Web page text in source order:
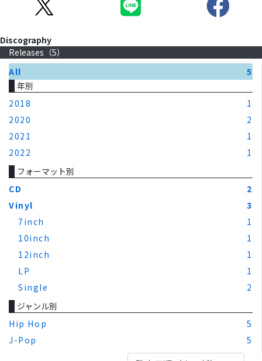
Discography
Releases（5）
All
5
年別
2018
1
2020
2
2021
1
2022
1
フォーマット別
CD
2
Vinyl
3
7inch
1
10inch
1
12inch
1
LP
1
Single
2
ジャンル別
Hip Hop
5
J-Pop
5